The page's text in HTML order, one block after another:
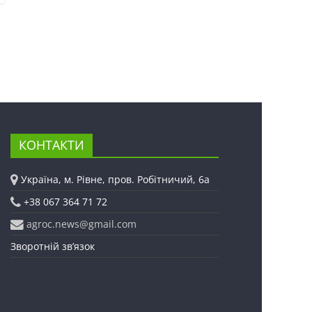
КОНТАКТИ
Україна, м. Рівне, пров. Робітничий, 6а
+38 067 364 71 72
agroc.news@gmail.com
Зворотній зв’язок